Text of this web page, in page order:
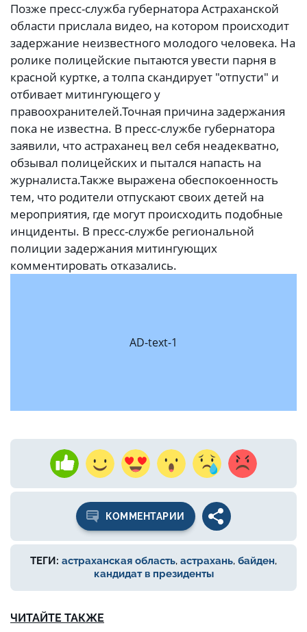
Позже пресс-служба губернатора Астраханской
области прислала видео, на котором происходит
задержание неизвестного молодого человека. На
ролике полицейские пытаются увести парня в
красной куртке, а толпа скандирует "отпусти" и
отбивает митингующего у
правоохранителей.Точная причина задержания
пока не известна. В пресс-службе губернатора
заявили, что астраханец вел себя неадекватно,
обзывал полицейских и пытался напасть на
журналиста.Также выражена обеспокоенность
тем, что родители отпускают своих детей на
мероприятия, где могут происходить подобные
инциденты. В пресс-службе региональной
полиции задержания митингующих
комментировать отказались.
AD-text-1
КОММЕНТАРИИ
ТЕГИ: астраханская область, астрахань, байден,
кандидат в президенты
ЧИТАЙТЕ ТАКЖЕ